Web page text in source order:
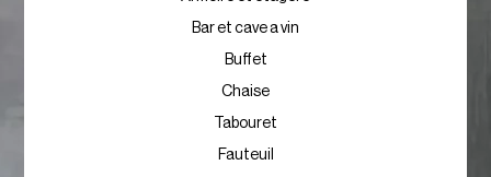
Bar et cave a vin
Buffet
Chaise
Tabouret
Fauteuil